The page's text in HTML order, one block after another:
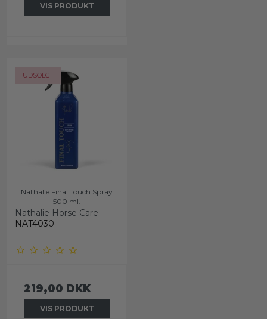
VIS PRODUKT
UDSOLGT
Nathalie Final Touch Spray
500 ml.
Nathalie Horse Care
NAT4030
219,00 DKK
VIS PRODUKT